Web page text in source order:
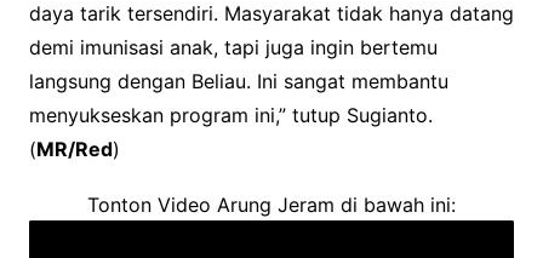
daya tarik tersendiri. Masyarakat tidak hanya datang
demi imunisasi anak, tapi juga ingin bertemu
langsung dengan Beliau. Ini sangat membantu
menyukseskan program ini,” tutup Sugianto.
(MR/Red)
Tonton Video Arung Jeram di bawah ini: